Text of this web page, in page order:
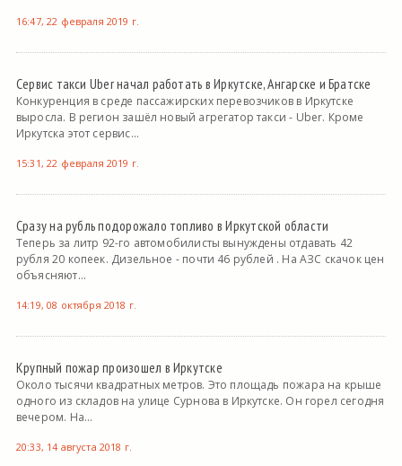
16:47, 22 февраля 2019 г.
Сервис такси Uber начал работать в Иркутске, Ангарске и Братске
Конкуренция в среде пассажирских перевозчиков в Иркутске
выросла. В регион зашёл новый агрегатор такси - Uber. Кроме
Иркутска этот сервис...
15:31, 22 февраля 2019 г.
Сразу на рубль подорожало топливо в Иркутской области
Теперь за литр 92-го автомобилисты вынуждены отдавать 42
рубля 20 копеек. Дизельное - почти 46 рублей . На АЗС скачок цен
объясняют...
14:19, 08 октября 2018 г.
Крупный пожар произошел в Иркутске
Около тысячи квадратных метров. Это площадь пожара на крыше
одного из складов на улице Сурнова в Иркутске. Он горел сегодня
вечером. На...
20:33, 14 августа 2018 г.